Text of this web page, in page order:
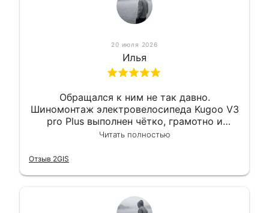
20 июля 2026
Илья
Обращался к ним не так давно.
Шиномонтаж электровелосипеда Kugoo V3
pro Plus выполнен чётко, грамотно и
квалифицированно. Всё сделано
Читать полностью
Отзыв 2GIS